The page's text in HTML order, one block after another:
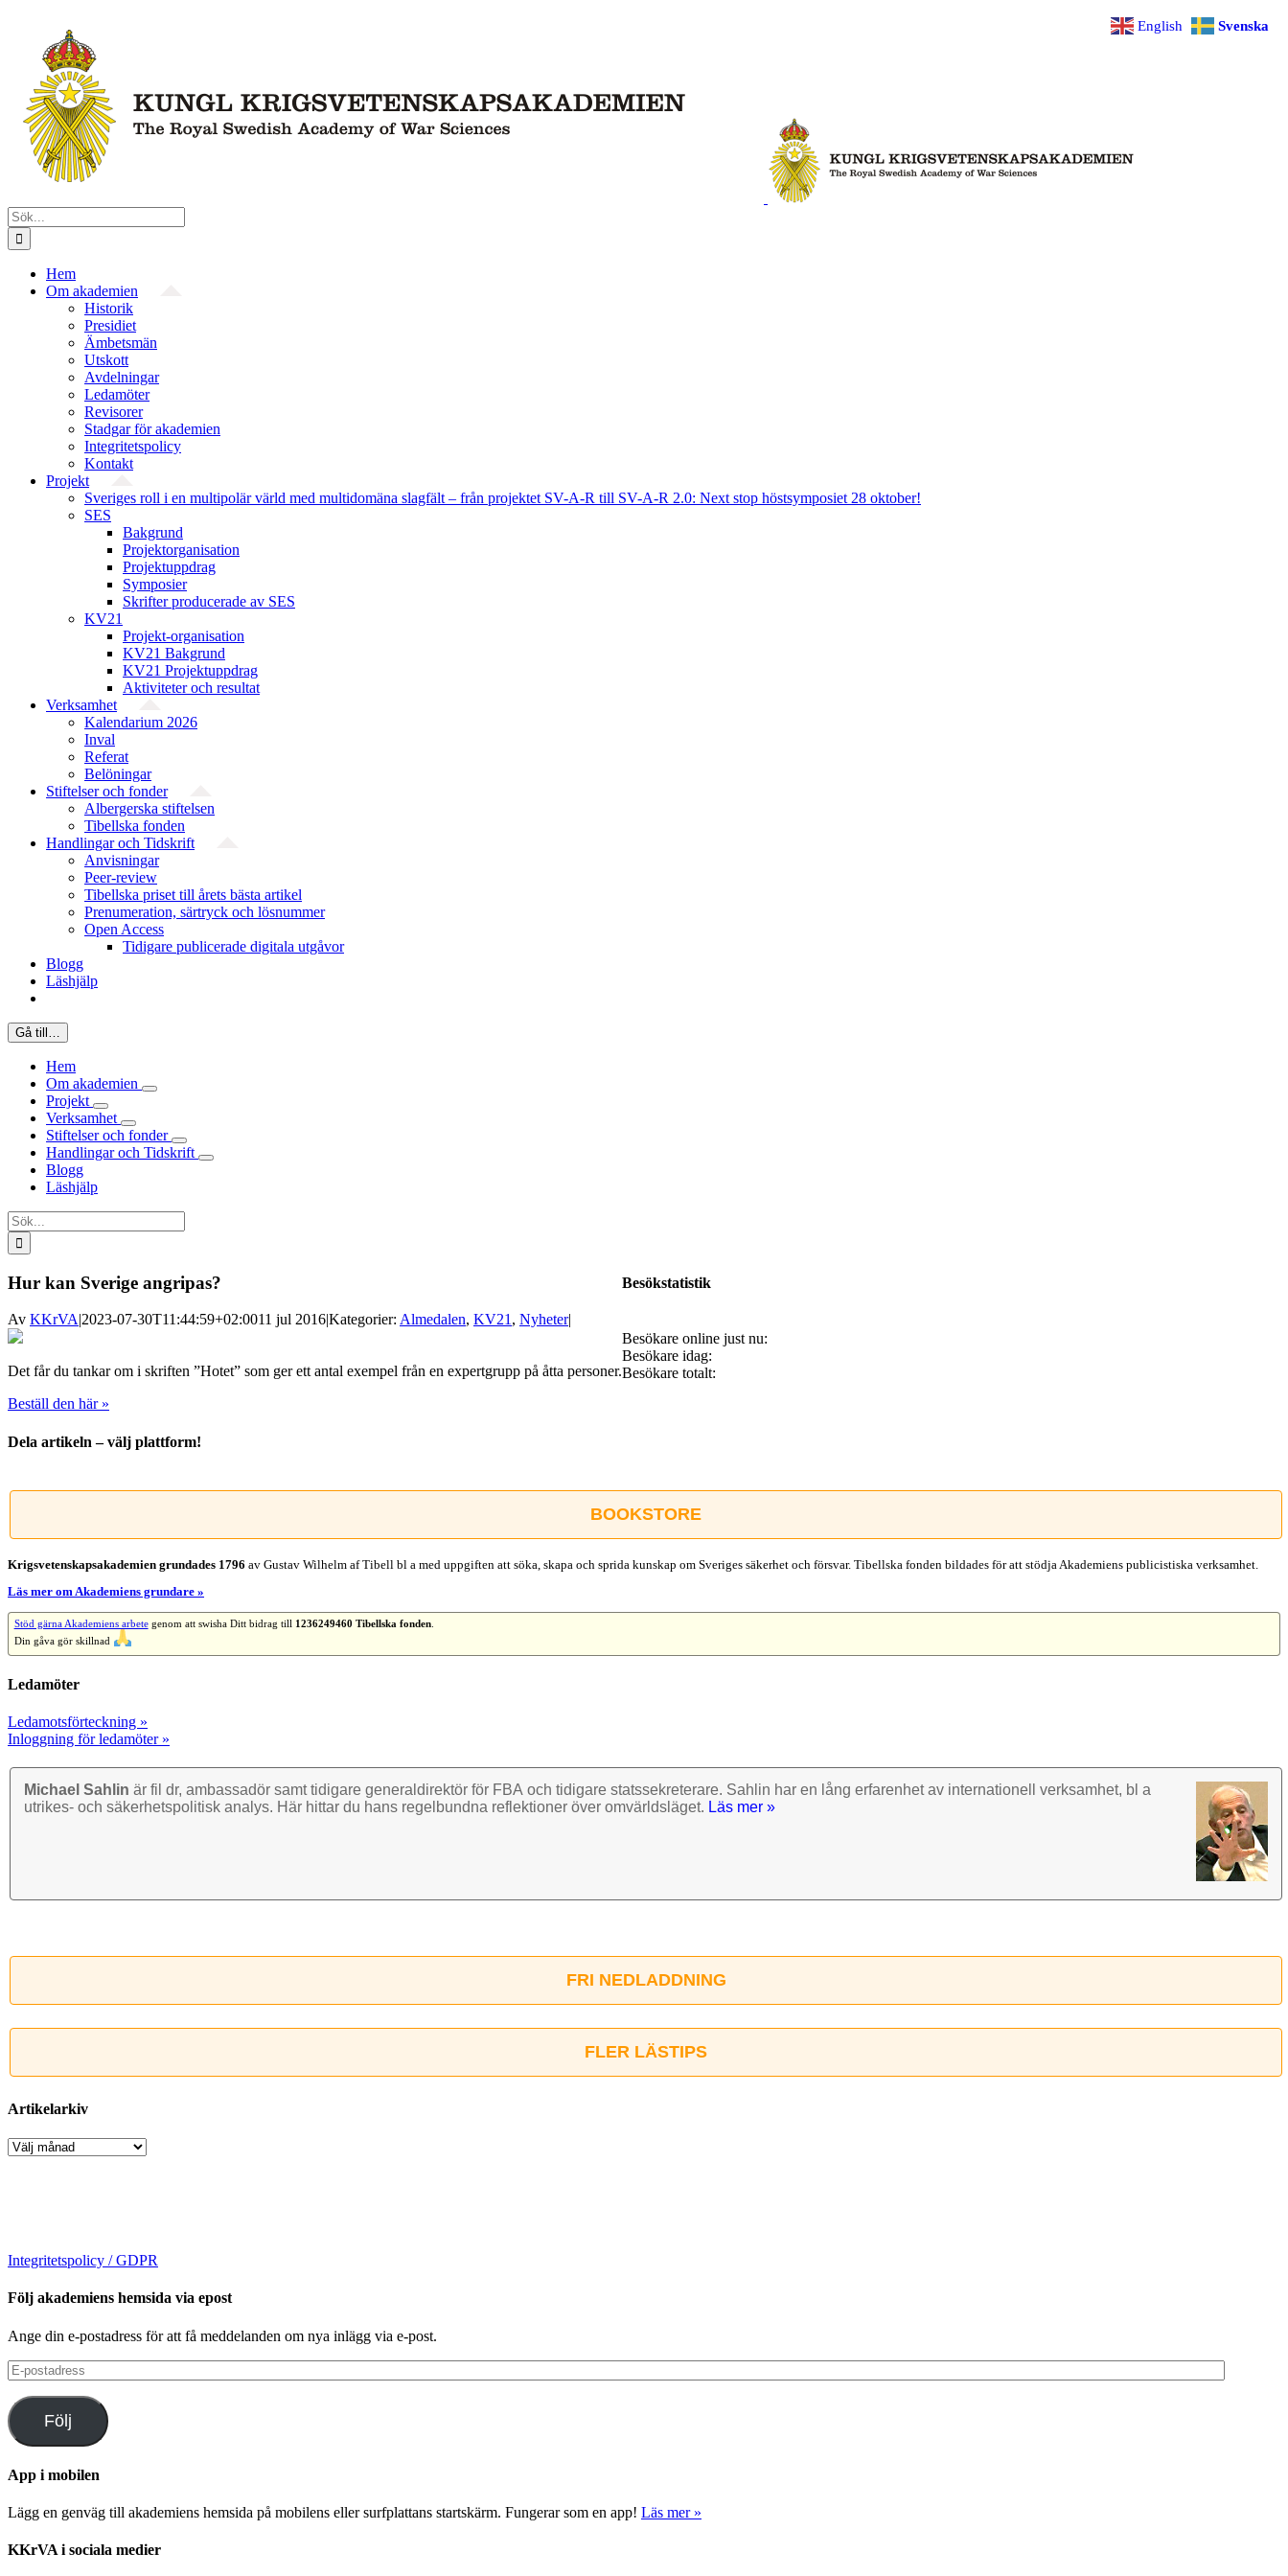
innehållet
Sök
efter:
Hem
Om akademien
Historik
Presidiet
Ämbetsmän
Utskott
Avdelningar
Ledamöter
Revisorer
Stadgar för akademien
Integritetspolicy
Kontakt
Projekt
Sveriges roll i en multipolär värld med multidomäna slagfält – från projektet SV-A-R till SV-A-R 2.0: Next stop höstsymposiet 28 oktober!
SES
Bakgrund
Projekt­organisation
Projektuppdrag
Symposier
Skrifter producerade av SES
KV21
Projekt-organisation
KV21 Bakgrund
KV21 Projektuppdrag
Aktiviteter och resultat
Verksamhet
Kalendarium 2026
Inval
Referat
Belöningar
Stiftelser och fonder
Albergerska stiftelsen
Tibellska fonden
Handlingar och Tidskrift
Anvisningar
Peer-review
Tibellska priset till årets bästa artikel
Prenumeration, särtryck och lösnummer
Open Access
Tidigare publicerade digitala utgåvor
Blogg
Läshjälp
Gå till…
Hem
Om akademien
Projekt
Verksamhet
Stiftelser och fonder
Handlingar och Tidskrift
Blogg
Läshjälp
Sök
efter:
Hur kan Sverige angripas?
Av KKrVA|2023-07-30T11:44:59+02:0011 jul 2016|Kategorier: Almedalen, KV21, Nyheter|
Det får du tankar om i skriften ”Hotet” som ger ett antal exempel från en expertgrupp på åtta personer.
Beställ den här »
Dela artikeln – välj plattform!
post
BOOKSTORE
Krigsvetenskap­sakademien grundades 1796 av Gustav Wilhelm af Tibell bl a med uppgiften att söka, skapa och sprida kunskap om Sveriges säkerhet och försvar. Tibellska fonden bildades för att stödja Akademiens publicistiska verksamhet.
Läs mer om Akademiens grundare »
Stöd gärna Akademiens arbetegenom att swisha Ditt bidrag till 1236249460 Tibellska fonden.
Din gåva gör skillnad
Ledamöter
Ledamotsförteckning »
Inloggning för ledamöter »
Michael Sahlin är fil dr, ambassadör samt tidigare general­direktör för FBA och tidigare stats­sekre­terare. Sahlin har en lång erfarenhet av inter­nationell verk­samhet, bl a
utrikes- och säkerhets­politisk analys. Här hittar du hans regel­bundna reflek­tioner över omvärlds­läget. Läs mer »
FRI NEDLADDNING
FLER LÄSTIPS
Artikelarkiv
Artikelarkiv
Besökstatistik
Besökare online just nu:
Besökare idag:
Besökare totalt:
Integritetspolicy / GDPR
Följ akademiens hemsida via epost
Ange din e-postadress för att få meddelanden om nya inlägg via e-post.
E-
postadress
Följ
App i mobilen
Lägg en genväg till akademiens hemsida på mobilens eller surfplattans startskärm. Fungerar som en app! Läs mer »
KKrVA i sociala medier
English Svenska